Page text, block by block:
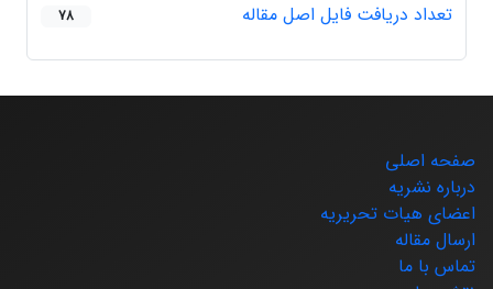
تعداد دریافت فایل اصل مقاله 78
صفحه اصلی
درباره نشریه
اعضای هیات تحریریه
ارسال مقاله
تماس با ما